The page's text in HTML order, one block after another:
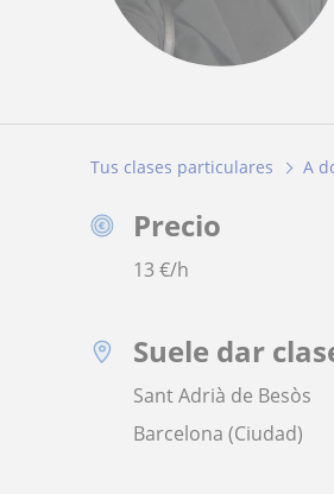
Tus clases particulares A
Precio
13 €/h
Suele dar
Sant Adrià de Besòs
Barcelona (Ciudad)